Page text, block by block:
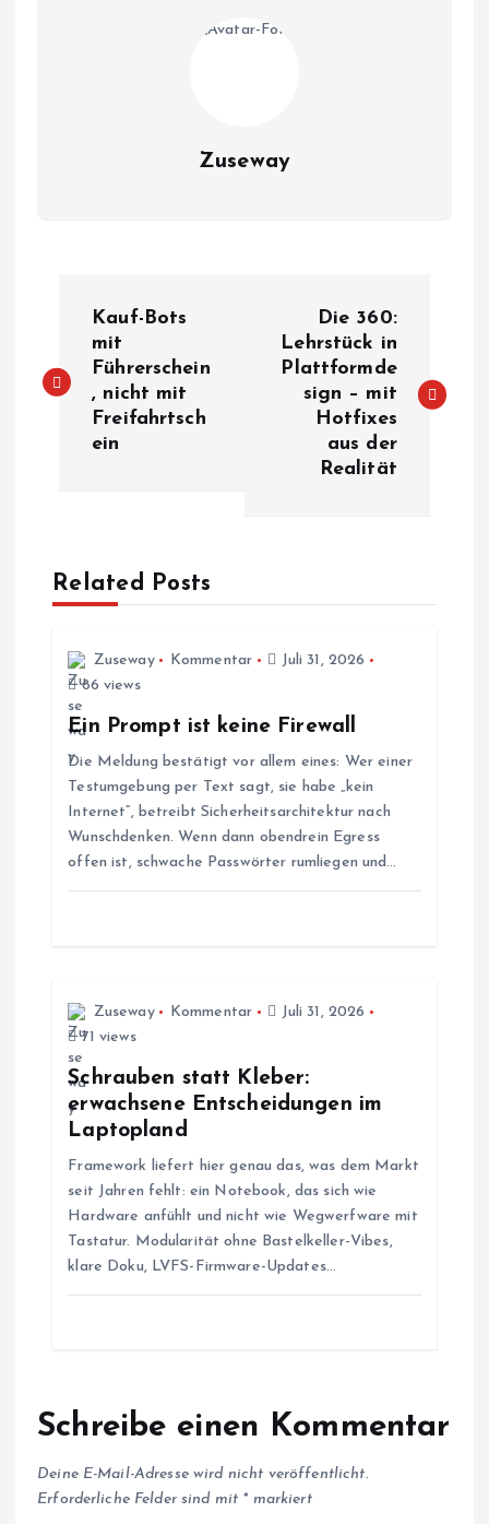
Zuseway
i
a
g
Kauf-Bots
mit
Führerschein
, nicht mit
Freifahrtsch
ein
Die 360:
Lehrstück in
Plattformde
sign – mit
Hotfixes
aus der
Realität
Related Posts
Zuseway Kommentar
Juli 31, 2026
86 views
Ein Prompt ist keine Firewall
Die Meldung bestätigt vor allem eines: Wer einer
Testumgebung per Text sagt, sie habe „kein
Internet“, betreibt Sicherheitsarchitektur nach
Wunschdenken. Wenn dann obendrein Egress
offen ist, schwache Passwörter rumliegen und…
Zuseway Kommentar
Juli 31, 2026
71 views
Schrauben statt Kleber:
erwachsene Entscheidungen im
Laptopland
Framework liefert hier genau das, was dem Markt
seit Jahren fehlt: ein Notebook, das sich wie
Hardware anfühlt und nicht wie Wegwerfware mit
Tastatur. Modularität ohne Bastelkeller-Vibes,
klare Doku, LVFS-Firmware-Updates…
Schreibe einen Kommentar
Deine E-Mail-Adresse wird nicht veröffentlicht.
Erforderliche Felder sind mit *markiert